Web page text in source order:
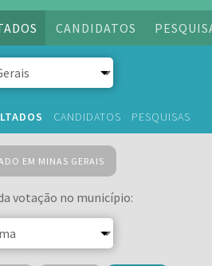
CANDIDATOS
CANDIDATOS PESQUISAS
EM MINAS GERAIS
votação no município: